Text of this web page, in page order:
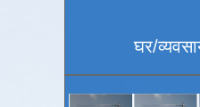
घर/